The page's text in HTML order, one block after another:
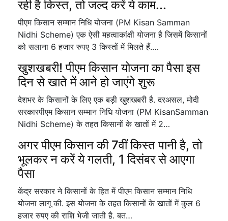
रही है किस्त, तो जल्द करें ये काम...
पीएम किसान सम्मान निधि योजना (PM Kisan Samman
Nidhi Scheme) एक ऐसी महत्वाकांक्षी योजना है जिसमें किसानों
को सलाना 6 हजार रुपए 3 किस्तों में मिलते हैं.…
खुशखबरी! पीएम किसान योजना का पैसा इस
दिन से खाते में आने हो जाएंगे शुरू
देशभर के किसानों के लिए एक बड़ी खुशखबरी है. दरअसल, मोदी
सरकारपीएम किसान सम्मान निधि योजना (PM KisanSamman
Nidhi Scheme) के तहत किसानों के खातों में 2…
अगर पीएम किसान की 7वीं किस्त पानी है, तो
भूलकर न करें ये गलती, 1 दिसंबर से आएगा
पैसा
केंद्र सरकार ने किसानों के हित में पीएम किसान सम्मान निधि
योजना लागू की. इस योजना के तहत किसानों के खातों में कुल 6
हजार रुपए की राशि भेजी जाती है. बत…